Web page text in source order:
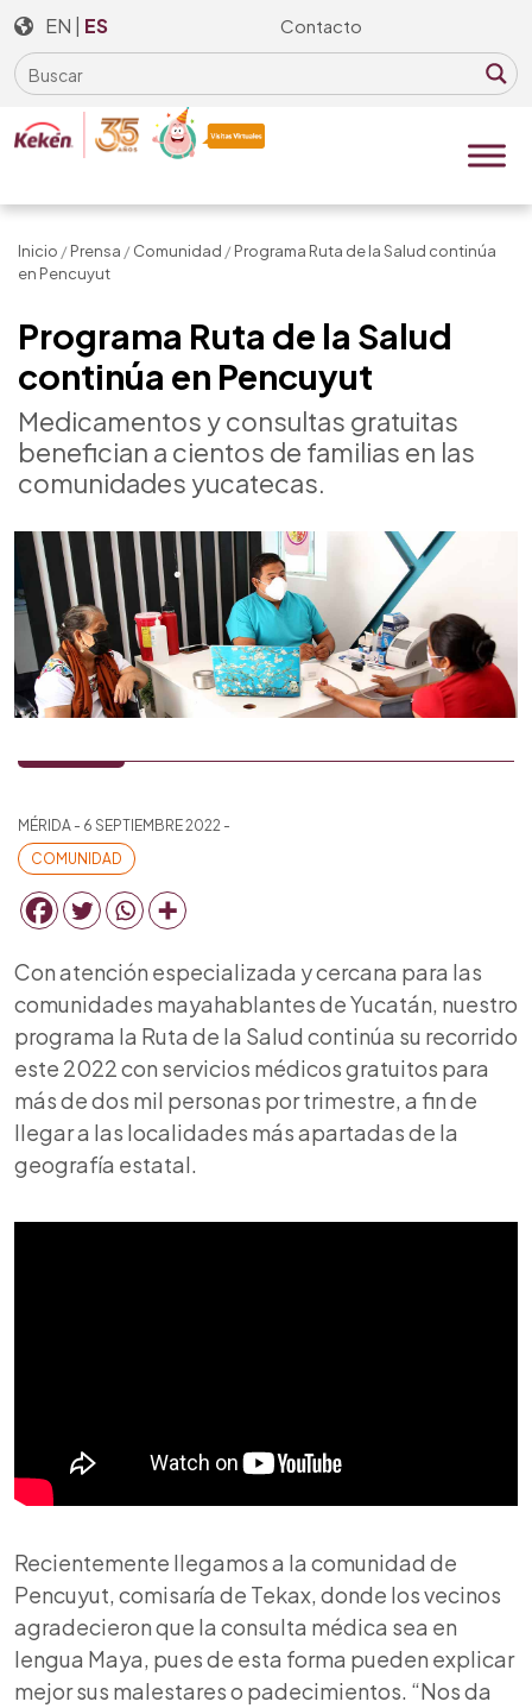
Skip
to
the
content
EN ES Contacto
Inicio /Prensa /Comunidad /Programa Ruta de la Salud continúa
en Pencuyut
Programa Ruta de la Salud
continúa en Pencuyut
Medicamentos y consultas gratuitas
benefician a cientos de familias en las
comunidades yucatecas.
MÉRIDA - 6 SEPTIEMBRE 2022 -
COMUNIDAD
Con atención especializada y cercana para las
comunidades mayahablantes de Yucatán, nuestro
programa la Ruta de la Salud continúa su recorrido
este 2022 con servicios médicos gratuitos para
más de dos mil personas por trimestre, a fin de
llegar a las localidades más apartadas de la
geografía estatal.
Recientemente llegamos a la comunidad de
Pencuyut, comisaría de Tekax, donde los vecinos
agradecieron que la consulta médica sea en
lengua Maya, pues de esta forma pueden explicar
mejor sus malestares o padecimientos. “Nos da